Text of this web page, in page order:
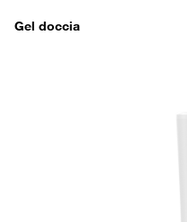
Gel doccia